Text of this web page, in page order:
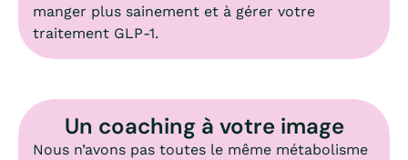
manger plus sainement et à gérer votre
traitement GLP‑1.
Un coaching à votre image
Nous n’avons pas toutes le même métabolisme